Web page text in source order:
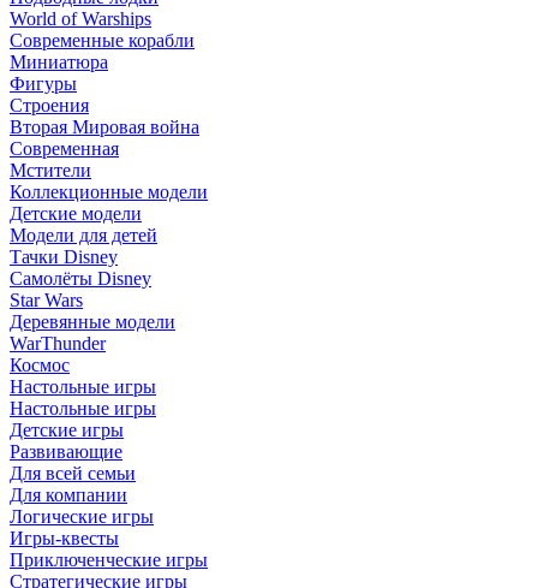
World of Warships
Современные корабли
Миниатюра
Фигуры
Строения
Вторая Мировая война
Современная
Мстители
Коллекционные модели
Детские модели
Модели для детей
Тачки Disney
Самолёты Disney
Star Wars
Деревянные модели
WarThunder
Космос
Настольные игры
Настольные игры
Детские игры
Развивающие
Для всей семьи
Для компании
Логические игры
Игры-квесты
Приключенческие игры
Стратегические игры